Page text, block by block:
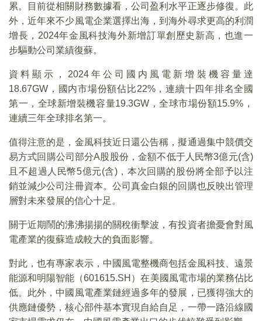
累。目前從相關財務數據看，公司盈利水平正逐步修復。此
外，近年來不少風電企業選擇出海，到海外尋求更高的利潤
增長，2024年金風科技海外新增訂單創歷史新高，也進一
步驅動公司業績復蘇。
資料顯示，2024年公司國内風電新增裝機容量達
18.67GW，國内市場份額佔比22%，連續十四年排名全國
第一，全球新增裝機容量19.3GW，全球市場份額15.9%，
連續三年全球排名第一。
值得注意的是，金風科技近日還公告稱，擬通過集中競價交
易方式回購公司部分A股股份，金額不低于人民幣3億元(含)
且不超過人民幣5億元(含)，本次回購的股份將全部予以注
銷並減少公司注冊資本。公司真金白銀的回購也反映出管理
層對未來發展的信心十足。
關于近期鬧的沸沸揚揚的關稅衝擊波，有投資者擔憂會對風
電產業的復蘇造成較大的負面影響。
對此，也有專家表示，中國風電整機商包括金風科技、遠景
能源和明陽智能（601615.SH）在美國風電市場的業務佔比
低。此外，中國風電產業鏈經過多年的發展，已獲得強大的
供應鏈優勢，核心部件基本實現自給自足，一帶一路沿線國